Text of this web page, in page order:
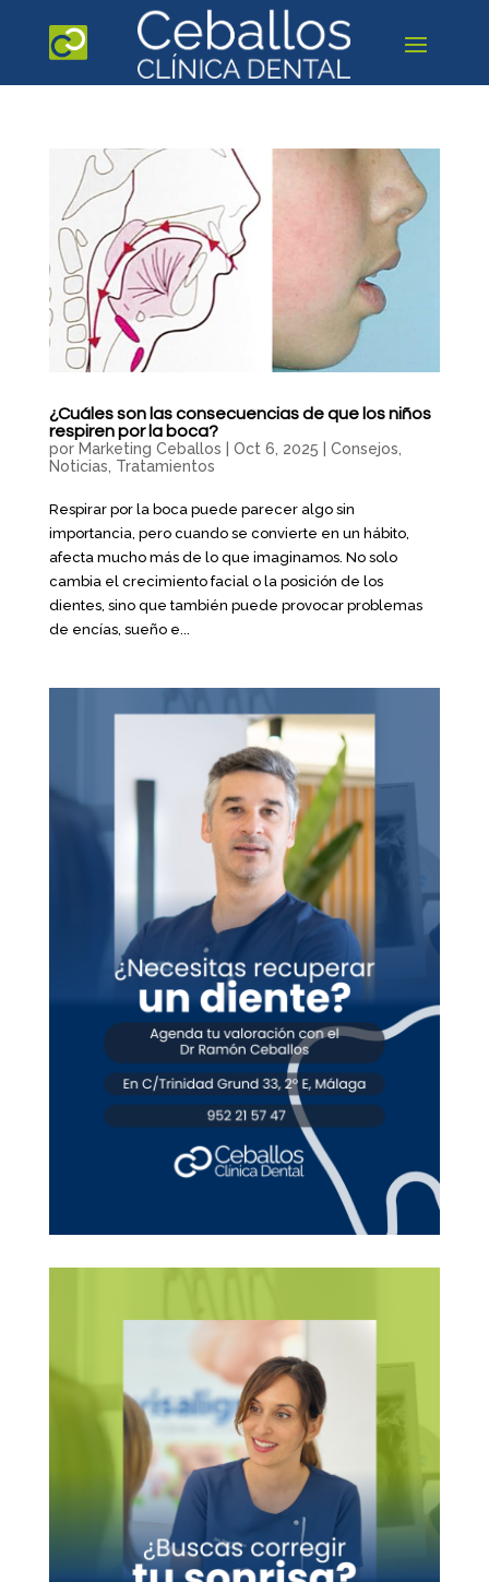
¿Cuáles son las consecuencias de que los niños
respiren por la boca?
por Marketing Ceballos | Oct 6, 2025 | Consejos
Noticias Tratamientos
Respirar por la boca puede parecer algo sin
importancia, pero cuando se convierte en un hábito,
afecta mucho más de lo que imaginamos. No solo
cambia el crecimiento facial o la posición de los
dientes, sino que también puede provocar problemas
de encías, sueño e...